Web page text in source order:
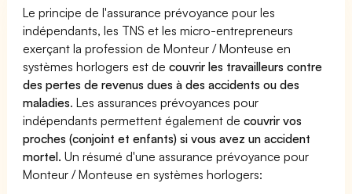
Le principe de l'assurance prévoyance pour les
indépendants, les TNS et les micro-entrepreneurs
exerçant la profession de Monteur / Monteuse en
systèmes horlogers est decouvrir les travailleurs contre
des pertes de revenus dues à des accidents ou des
maladies. Les assurances prévoyances pour
indépendants permettent également decouvrir vos
proches (conjoint et enfants) si vous avez un accident
mortel. Un résumé d'une assurance prévoyance pour
Monteur / Monteuse en systèmes horlogers: